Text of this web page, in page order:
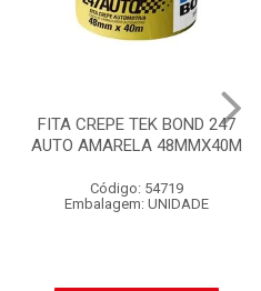
FITA CREPE TEK BOND 247
AUTO AMARELA 48MMX40M
Código: 54719
Embalagem: UNIDADE